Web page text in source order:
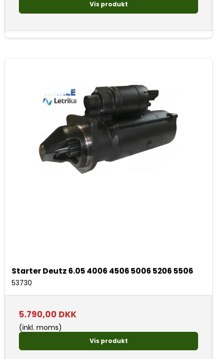
Vis produkt
Starter Deutz 6.05 4006 4506 5006 5206 5506
53730
5.790,00 DKK
(inkl. moms)
Vis produkt